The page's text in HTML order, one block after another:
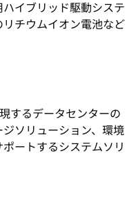
イブリッド駆動システ
チウムイオン電池など
するデータセンターの
ソリューション、環境
ートするシステムソリ